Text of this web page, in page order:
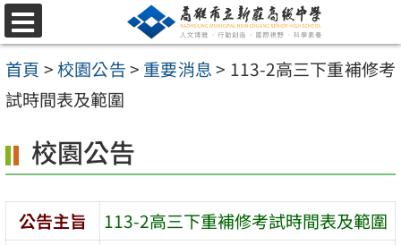
跳
至
主
要
容
區
選
單
首頁 >校園公告> 重要消息> 113-2高三下重補修考
試時間表及範圍
校園公告
公告主旨
113-2高三下重補修考試時間表及範圍